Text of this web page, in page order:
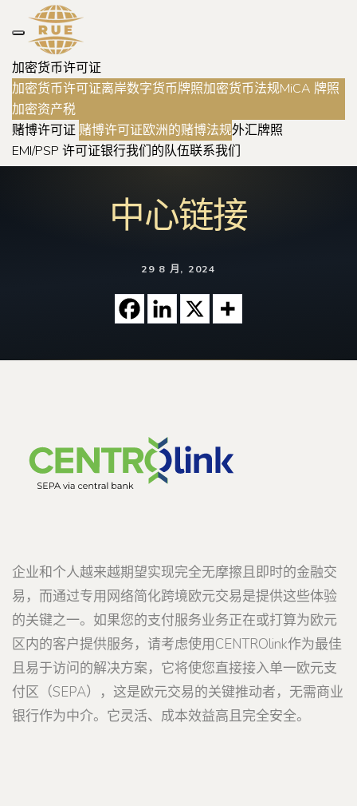
加密货币许可证
加密货币许可证离岸数字货币牌照加密货币法规MiCA 牌照
加密资产税
赌博许可证 赌博许可证欧洲的赌博法规外汇牌照
EMI/PSP 许可证银行我们的队伍联系我们
中心链接
29 8 月, 2024
企业和个人越来越期望实现完全无摩擦且即时的金融交
易，而通过专用网络简化跨境欧元交易是提供这些体验
的关键之一。如果您的支付服务业务正在或打算为欧元
区内的客户提供服务，请考虑使用CENTROlink作为最佳
且易于访问的解决方案，它将使您直接接入单一欧元支
付区（SEPA），这是欧元交易的关键推动者，无需商业
银行作为中介。它灵活、成本效益高且完全安全。